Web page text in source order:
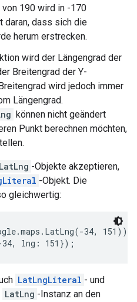
von 190 wird in -170
daran, dass sich die
herum erstrecken.
wird der Längengrad der
Breitengrad der Y-
wird jedoch immer
Längengrad.
können nicht geändert
Punkt berechnen möchten,
LatLng -Objekte akzeptieren,
-Objekt. Die
gleichwertig:
34, 151));
34, lng: 151});
LatLngLiteral - und
LatLng -Instanz an den